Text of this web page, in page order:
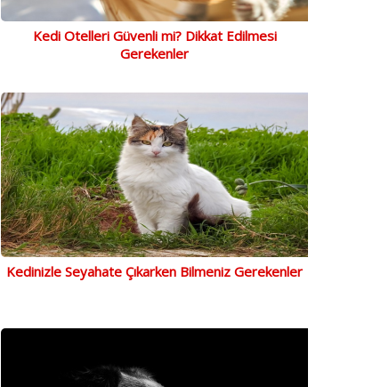
Kedi Otelleri Güvenli mi? Dikkat Edilmesi
Gerekenler
Kedinizle Seyahate Çıkarken Bilmeniz Gerekenler